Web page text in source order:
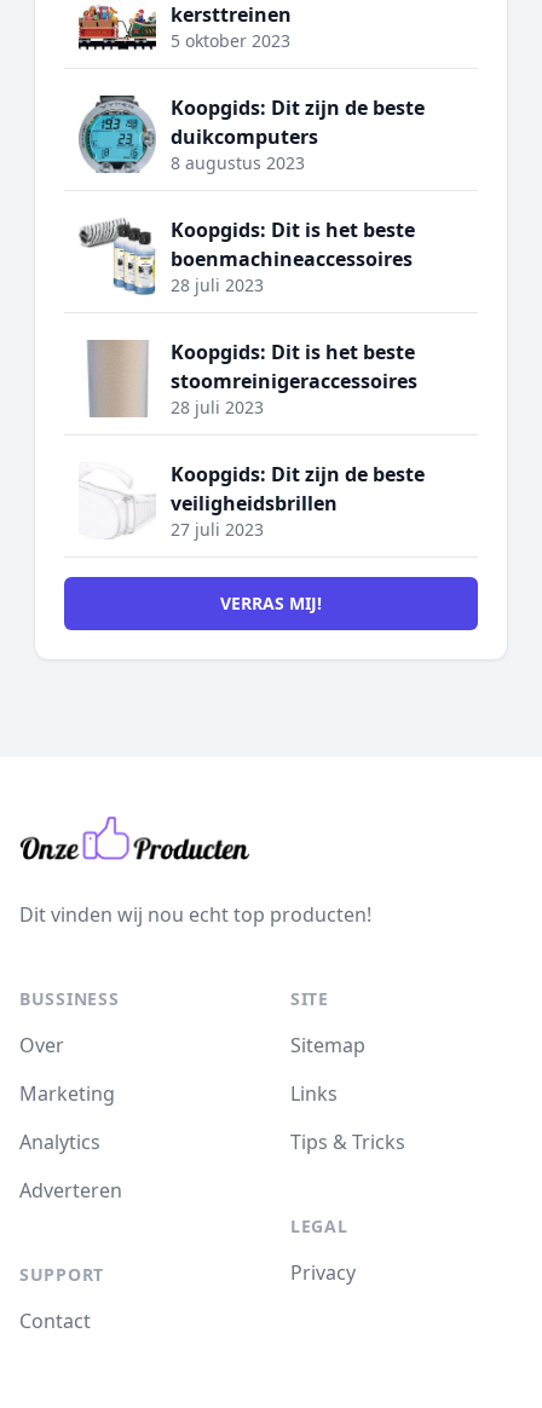
kersttreinen
5 oktober 2023
Koopgids: Dit zijn de beste
duikcomputers
8 augustus 2023
Koopgids: Dit is het beste
boenmachineaccessoires
28 juli 2023
Koopgids: Dit is het beste
stoomreinigeraccessoires
28 juli 2023
Koopgids: Dit zijn de beste
veiligheidsbrillen
27 juli 2023
VERRAS MIJ!
Dit vinden wij nou echt top producten!
BUSSINESS
Over
Marketing
Analytics
Adverteren
SUPPORT
Contact
SITE
Sitemap
Links
Tips & Tricks
LEGAL
Privacy